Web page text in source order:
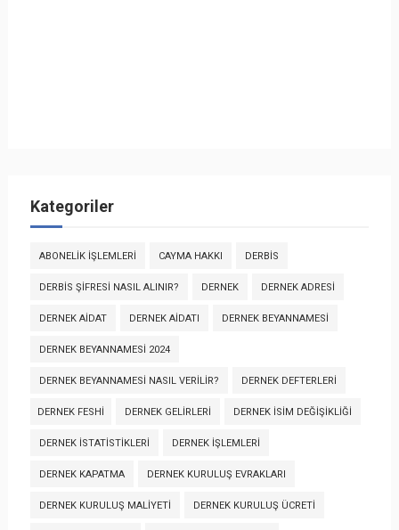
Kategoriler
ABONELIK İŞLEMLERI CAYMA HAKKI DERBİS
DERBİS ŞIFRESI NASIL ALINIR? DERNEK DERNEK ADRESI
DERNEK AIDAT DERNEK AIDATI DERNEK BEYANNAMESI
DERNEK BEYANNAMESI 2024
DERNEK BEYANNAMESI NASIL VERILIR? DERNEK DEFTERLERI
DERNEK FESHI DERNEK GELIRLERI DERNEK İSIM DEĞIŞIKLIĞI
DERNEK İSTATISTIKLERI DERNEK İŞLEMLERI
DERNEK KAPATMA DERNEK KURULUŞ EVRAKLARI
DERNEK KURULUŞ MALIYETI DERNEK KURULUŞ ÜCRETI